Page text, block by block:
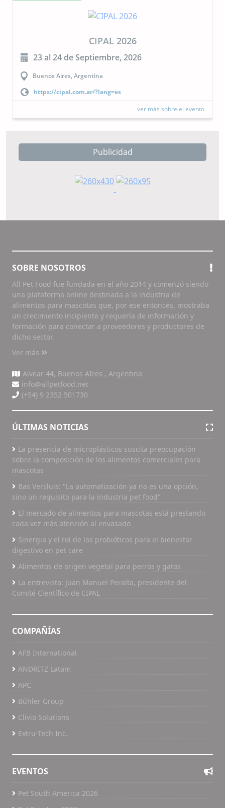
CIPAL 2026
23 al 24 de Septiembre, 2026
Buenos Aires, Argentina
https://cipal.com.ar/?lang=es
ver más sobre el evento
Publicidad
SOBRE NOSOTROS
All Pet Food fue fundada en el año 2014 y comenzó siendo
una plataforma online destinada a la industria de
alimentos para mascotas que, por ese entonces, mostraba
un crecimiento incipiente y requería de información y
formación para conectar a proveedores y productores de
dicho sector.
Ver más
Alvear 44, Buenos AIres , Argentina
info@allpetfood.net
(+54) 9 2352 501730
ÚLTIMAS NOTICIAS
La presencia de microplásticos suscita preocupación
sobre la composición de los alimentos comerciales para
mascotas
Bas Versluis: "La automatización ya no es una opción,
sino un requisito para la industria pet food"
El mercado de alimentos para mascotas está prestando
cada vez más atención al envasado
Sinergia y el rol de los probióticos para el bienestar
digestivo en pet care
Alimentos de origen vegetal para perros y gatos
La entrevista: Juan Manuel Peralta, presidente del
Comité Científico de CIPAL
COMPAÑÍAS
AFB International
ANDRITZ Latam
APC
Bühler Group
Clivio Solutions
Extru-Tech Inc.
EVENTOS
Pet South America 2026